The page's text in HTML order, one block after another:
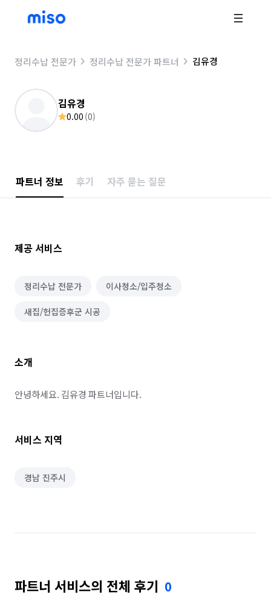
정리수납 전문가 정리수납 전문가 파트너 김유경
김유경
0.00 (0)
파트너 정보 후기 자주 묻는 질문
제공 서비스
정리수납 전문가 이사청소/입주청소
새집/헌집증후군 시공
소개
안녕하세요. 김유경 파트너입니다.
서비스 지역
경남 진주시
파트너 서비스의 전체 후기 0